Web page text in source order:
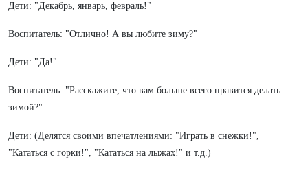
Дети: "Декабрь, январь, февраль!"
Воспитатель: "Отлично! А вы любите зиму?"
Дети: "Да!"
Воспитатель: "Расскажите, что вам больше всего нравится делать
зимой?"
Дети: (Делятся своими впечатлениями: "Играть в снежки!",
"Кататься с горки!", "Кататься на лыжах!" и т.д.)